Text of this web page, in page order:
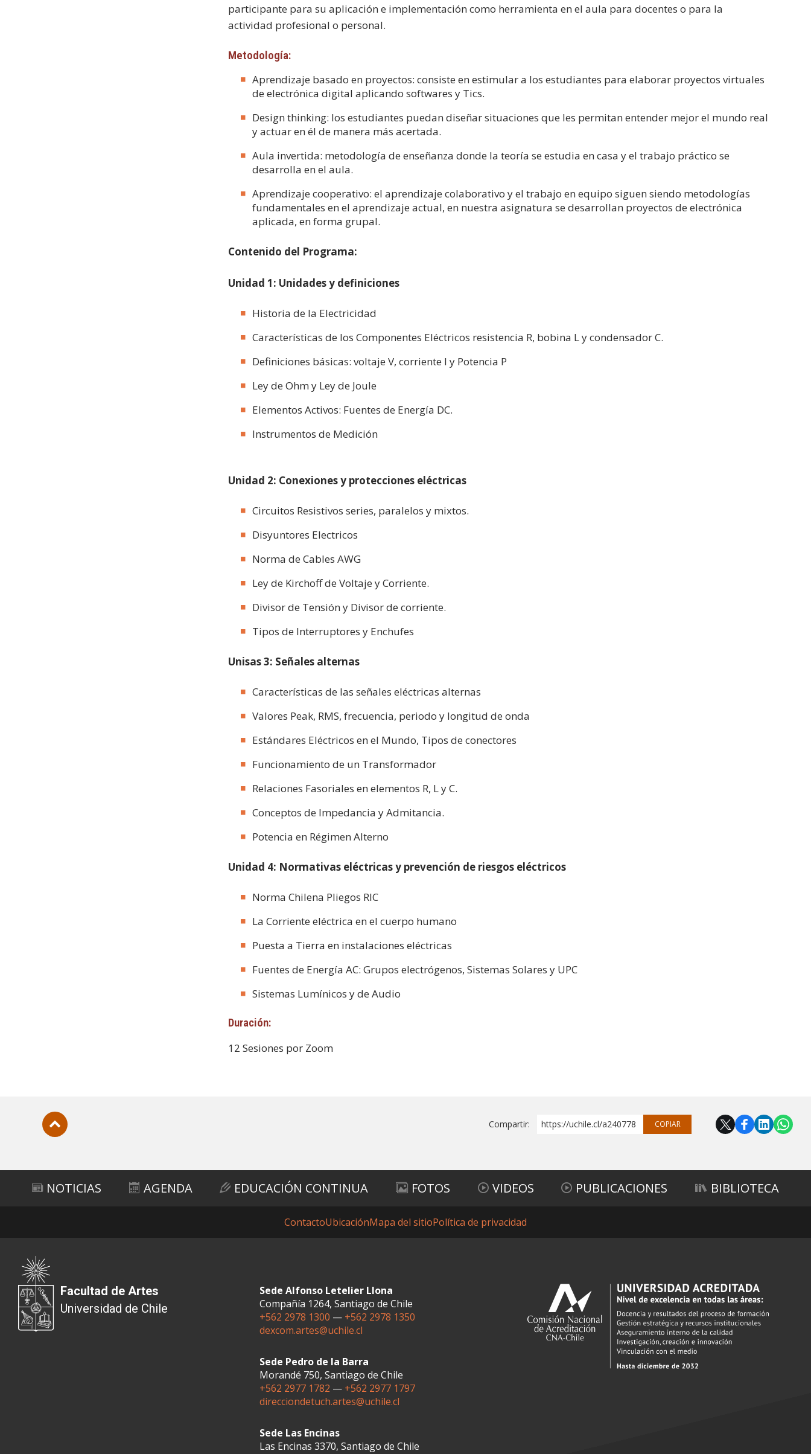
participante para su aplicación e implementación como herramienta en el aula para docentes o para la
actividad profesional o personal.
Metodología:
Aprendizaje basado en proyectos: consiste en estimular a los estudiantes para elaborar proyectos virtuales
de electrónica digital aplicando softwares y Tics.
Design thinking: los estudiantes puedan diseñar situaciones que les permitan entender mejor el mundo real
y actuar en él de manera más acertada.
Aula invertida: metodología de enseñanza donde la teoría se estudia en casa y el trabajo práctico se
desarrolla en el aula.
Aprendizaje cooperativo: el aprendizaje colaborativo y el trabajo en equipo siguen siendo metodologías
fundamentales en el aprendizaje actual, en nuestra asignatura se desarrollan proyectos de electrónica
aplicada, en forma grupal.
Contenido del Programa:
Unidad 1: Unidades y definiciones
Historia de la Electricidad
Características de los Componentes Eléctricos resistencia R, bobina L y condensador C.
Definiciones básicas: voltaje V, corriente I y Potencia P
Ley de Ohm y Ley de Joule
Elementos Activos: Fuentes de Energía DC.
Instrumentos de Medición
Unidad 2: Conexiones y protecciones eléctricas
Circuitos Resistivos series, paralelos y mixtos.
Disyuntores Electricos
Norma de Cables AWG
Ley de Kirchoff de Voltaje y Corriente.
Divisor de Tensión y Divisor de corriente.
Tipos de Interruptores y Enchufes
Unisas 3: Señales alternas
Características de las señales eléctricas alternas
Valores Peak, RMS, frecuencia, periodo y longitud de onda
Estándares Eléctricos en el Mundo, Tipos de conectores
Funcionamiento de un Transformador
Relaciones Fasoriales en elementos R, L y C.
Conceptos de Impedancia y Admitancia.
Potencia en Régimen Alterno
Unidad 4: Normativas eléctricas y prevención de riesgos eléctricos
Norma Chilena Pliegos RIC
La Corriente eléctrica en el cuerpo humano
Puesta a Tierra en instalaciones eléctricas
Fuentes de Energía AC: Grupos electrógenos, Sistemas Solares y UPC
Sistemas Lumínicos y de Audio
Duración:
12 Sesiones por Zoom
Compartir: https://uchile.cl/a240778 COPIAR
NOTICIAS AGENDA EDUCACIÓN CONTINUA FOTOS VIDEOS PUBLICACIONES BIBLIOTECA
ContactoUbicaciónMapa del sitioPolítica de privacidad
Facultad de Artes
Universidad de Chile
Sede Alfonso Letelier Llona
Compañía 1264, Santiago de Chile
+562 2978 1300 — +562 2978 1350
dexcom.artes@uchile.cl
Sede Pedro de la Barra
Morandé 750, Santiago de Chile
+562 2977 1782 — +562 2977 1797
direcciondetuch.artes@uchile.cl
Sede Las Encinas
Las Encinas 3370, Santiago de Chile